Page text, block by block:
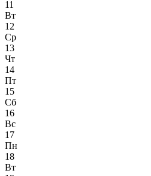
11
Вт
12
Ср
13
Чт
14
Пт
15
Сб
16
Вс
17
Пн
18
Вт